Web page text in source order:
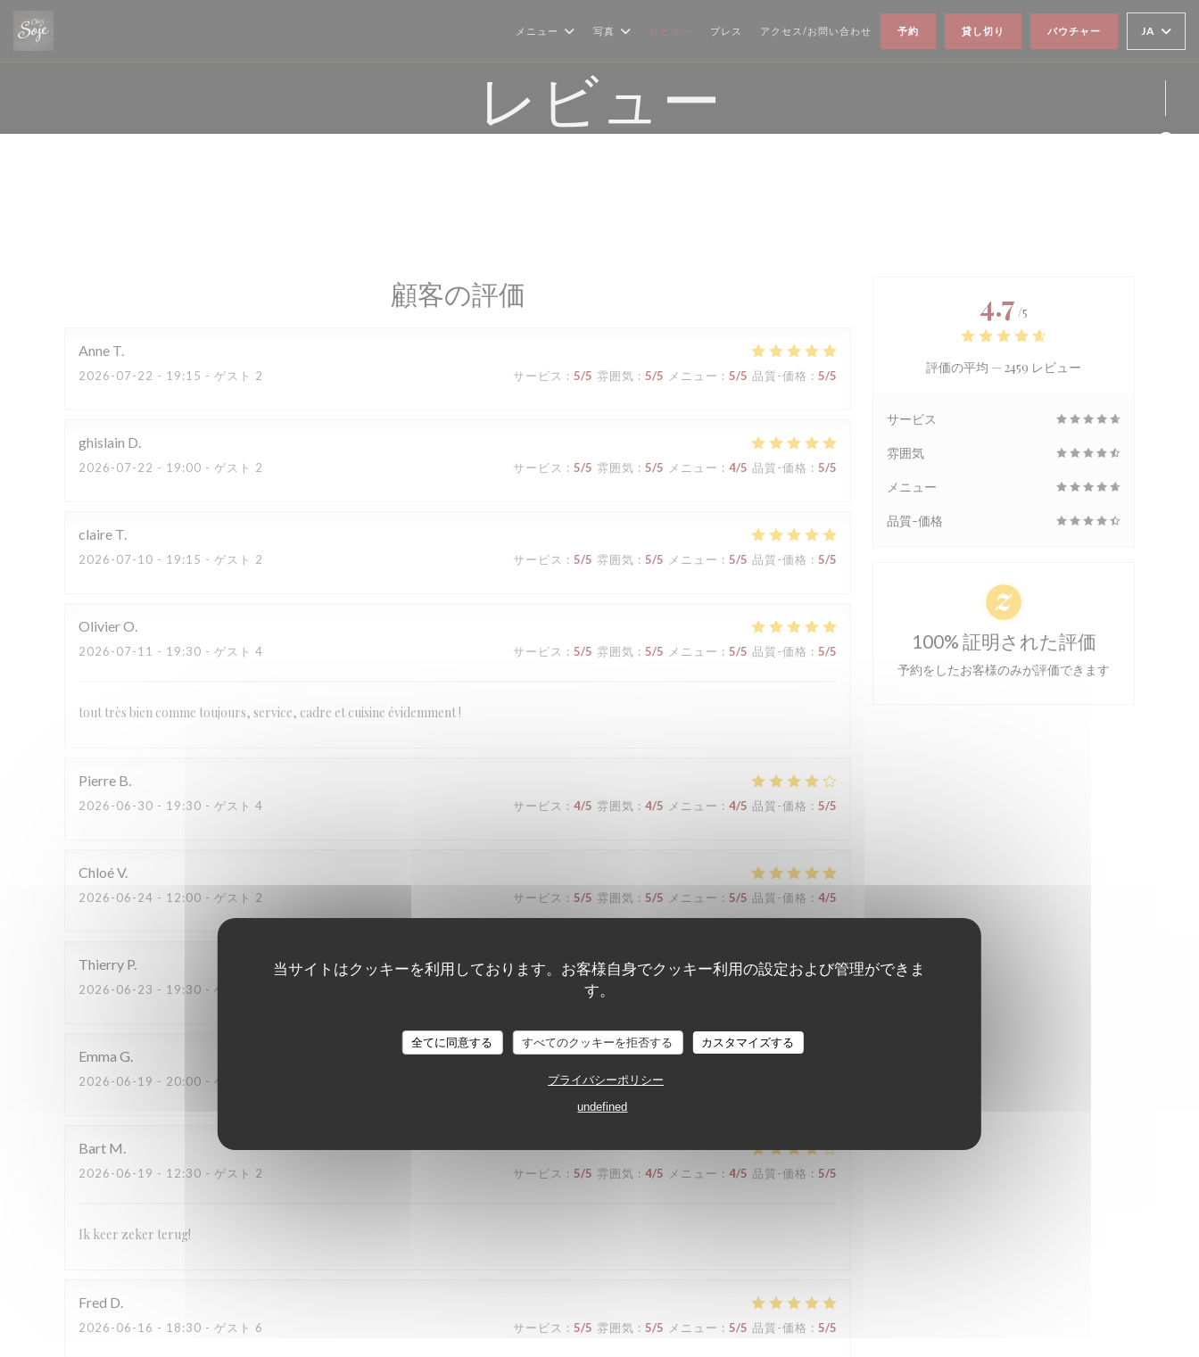
当サイトはクッキーを利用しております。お客様自身でクッキー利用の設定および管理ができま
す。
全てに同意する すべてのクッキーを拒否する カスタマイズする
プライバシーポリシー
undefined
メニュー 写真 レビュー プレス アクセス/お問い合わせ 予約 貸し切り バウチャー JA
レビュー
顧客の評価
Anne T
2026-07-22 - 19:15 - ゲスト 2 サービス : 5/5 雰囲気 : 5/5 メニュー : 5/5 品質-価格 : 5/5
ghislain D
2026-07-22 - 19:00 - ゲスト 2 サービス : 5/5 雰囲気 : 5/5 メニュー : 4/5 品質-価格 : 5/5
claire T
2026-07-10 - 19:15 - ゲスト 2 サービス : 5/5 雰囲気 : 5/5 メニュー : 5/5 品質-価格 : 5/5
OlivierO
2026-07-11 - 19:30 - ゲスト 4 サービス : 5/5 雰囲気 : 5/5 メニュー : 5/5 品質-価格 : 5/5
tout très bien comme toujours, service, cadre et cuisine évidemment !
Pierre B
2026-06-30 - 19:30 - ゲスト 4 サービス : 4/5 雰囲気 : 4/5 メニュー : 4/5 品質-価格 : 5/5
ChloéV
2026-06-24 - 12:00 - ゲスト 2 サービス : 5/5 雰囲気 : 5/5 メニュー : 5/5 品質-価格 : 4/5
Thierry P
2026-06-23 - 19:30 - ゲスト 2 /5 雰囲気
Emma G
2026-06-19 - 20:00 - ゲスト 2 サービス: 5/5 雰囲気: 5/5
Bart M
2026-06-19 - 12:30 - ゲスト 2 サービス : 5/5 雰囲気 : 4/5 メニュー : 4/5 品質-価格 : 5/5
Ik keer zeker terug!
Fred D
2026-06-16 - 18:30 - ゲスト 6 サービス : 5/5 雰囲気 : 5/5 メニュー : 5/5 品質-価格 : 5/5
4.7 /5
評価の平均 — 2459 レビュー
サービス
雰囲気
メニュー
品質-価格
100% 証明された評価
予約をしたお客様のみが評価できます